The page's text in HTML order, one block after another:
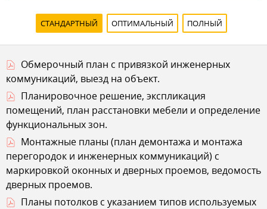
СТАНДАРТНЫЙ ОПТИМАЛЬНЫЙ ПОЛНЫЙ
Обмерочный план с привязкой инженерных
коммуникаций, выезд на объект.
Планировочное решение, экспликация
помещений, план расстановки мебели и определение
функциональных зон.
Монтажные планы (план демонтажа и монтажа
перегородок и инженерных коммуникаций) с
маркировкой оконных и дверных проемов, ведомость
дверных проемов.
Планы потолков с указанием типов используемых